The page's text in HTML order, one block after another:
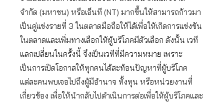
จำกัด (มหาชน) หรือเอ็นที (NT) มากขึ้นให้สามารถก้าวมา
เป็นคู่แข่งรายที่ 3 ในตลาดมือถือให้ได้เพื่อให้เกิดการแข่งขัน
ในตลาดและเพิ่มทางเลือกให้ผู้บริโภคมีตัวเลือก ดังนั้น เวที
แลกเปลี่ยนในครั้งนี้ จึงเป็นเวทีที่มีความหมาย เพราะ
เป็นการเปิดโอกาสให้ทุกคนได้สะท้อนปัญหาที่ผู้บริโภค
แต่ละคนพบเจอไปถึงผู้มีอำนาจ ทั้งทุน หรือหน่วยงานที่
เกี่ยวข้อง เพื่อให้นำกลับไปดำเนินการต่อเพื่อให้ผู้บริโภคและ